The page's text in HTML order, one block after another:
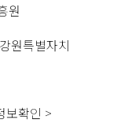
원
원특별자치
보확인